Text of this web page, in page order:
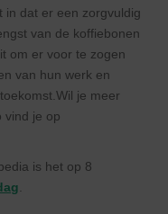
in dat er een zorgvuldig
van de koffiebonen
om er voor te zogen
van hun werk en
je meer
vind je op
is het op 8
g